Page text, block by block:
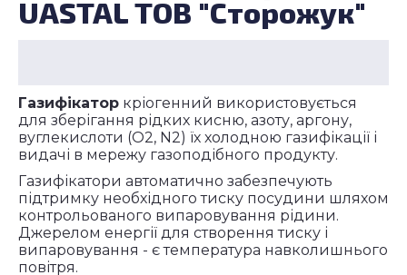
UASTAL ТОВ "Сторожук"
Газифікатор кріогенний використовується
для зберігання рідких кисню, азоту, аргону,
вуглекислоти (O2, N2) їх холодною газифікації і
видачі в мережу газоподібного продукту.
Газифікатори автоматично забезпечують
підтримку необхідного тиску посудини шляхом
контрольованого випаровування рідини.
Джерелом енергії для створення тиску і
випаровування - є температура навколишнього
повітря.